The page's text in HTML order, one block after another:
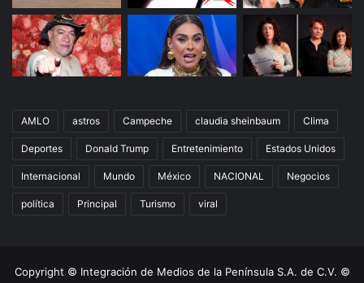
AMLO astros Campeche claudia sheinbaum Clima
Deportes Donald Trump Entretenimiento Estados Unidos
Internacional Mundo México NACIONAL Negocios
política Principal Turismo viral
Copyright © Integración de Medios de la Península S.A. de C.V. ©